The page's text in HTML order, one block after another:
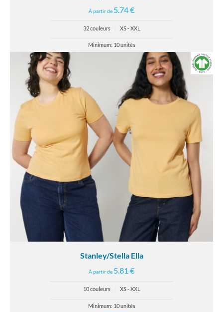
À partir de 5.74 €
32 couleurs XS - XXL
Minimum: 10 unités
Stanley/Stella Ella
À partir de 5.81 €
10 couleurs XS - XXL
Minimum: 10 unités